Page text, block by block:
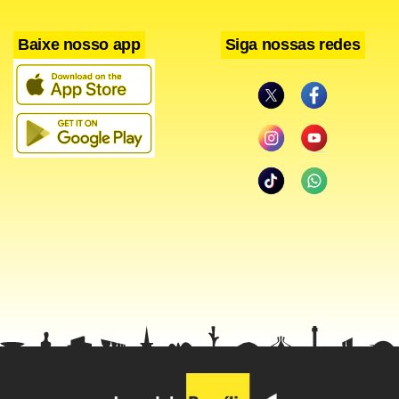
milhão de foliões. Uma reunião entre o governador baiano
Rui Costa (PT) e o prefeito da capital, Bruno Reis (DEM)
deve acontecer ainda esta semana. “Tenho fé de que a
decisão está próxima de ser tomada e que seja a melhor
para a população”, disse Reis, em rede social. Segundo ele,
se for impossível fazer o carnaval em fevereiro, devido aos
números de covid, a festa pode ser remarcada para outra
Baixe nosso app Siga nossas redes